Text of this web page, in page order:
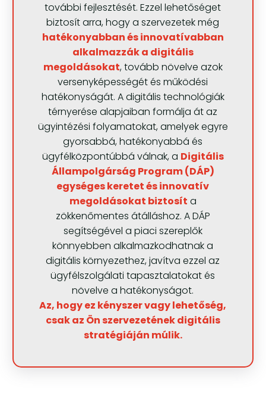
további fejlesztését. Ezzel lehetőséget
biztosít arra, hogy a szervezetek még
hatékonyabban és innovatívabban
alkalmazzák a digitális
megoldásokat, tovább növelve azok
versenyképességét és működési
hatékonyságát. A digitális technológiák
térnyerése alapjaiban formálja át az
ügyintézési folyamatokat, amelyek egyre
gyorsabbá, hatékonyabbá és
ügyfélközpontúbbá válnak, a Digitális
Állampolgárság Program (DÁP)
egységes keretet és innovatív
megoldásokat biztosít a
zökkenőmentes átálláshoz. A DÁP
segítségével a piaci szereplők
könnyebben alkalmazkodhatnak a
digitális környezethez, javítva ezzel az
ügyfélszolgálati tapasztalatokat és
növelve a hatékonyságot.
Az, hogy ez kényszer vagy lehetőség,
csak az Ön szervezetének digitális
stratégiáján múlik.